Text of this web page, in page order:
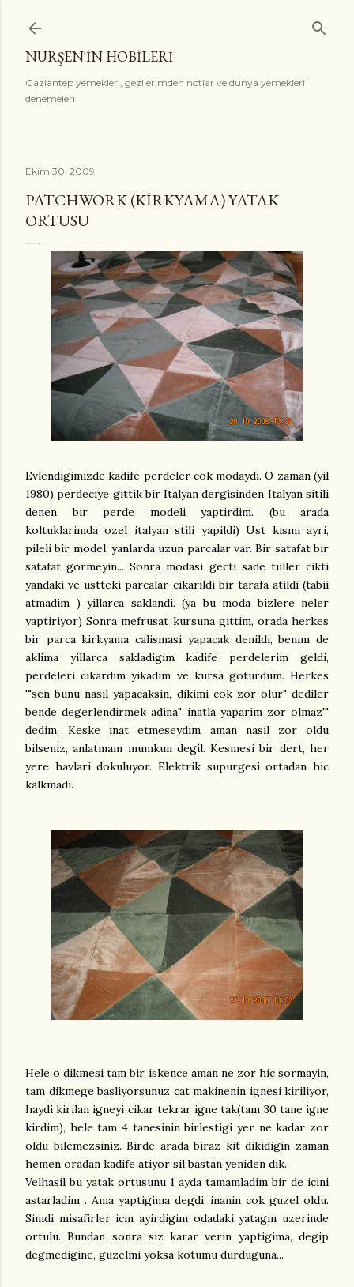
NURŞEN'İN HOBİLERİ
Gaziantep yemekleri, gezilerimden notlar ve dunya yemekleri
denemeleri
Ekim 30, 2009
PATCHWORK (KIRKYAMA) YATAK
ORTUSU
Evlendigimizde kadife perdeler cok modaydi. O zaman (yil
1980) perdeciye gittik bir Italyan dergisinden Italyan sitili
denen bir perde modeli yaptirdim. (bu arada
koltuklarimda ozel italyan stili yapildi) Ust kismi ayri,
pileli bir model, yanlarda uzun parcalar var. Bir satafat bir
satafat gormeyin... Sonra modasi gecti sade tuller cikti
yandaki ve ustteki parcalar cikarildi bir tarafa atildi (tabii
atmadim ) yillarca saklandi. (ya bu moda bizlere neler
yaptiriyor) Sonra mefrusat kursuna gittim, orada herkes
bir parca kirkyama calismasi yapacak denildi, benim de
aklima yillarca sakladigim kadife perdelerim geldi,
perdeleri cikardim yikadim ve kursa goturdum. Herkes
'"sen bunu nasil yapacaksin, dikimi cok zor olur" dediler
bende degerlendirmek adina" inatla yaparim zor olmaz'"
dedim. Keske inat etmeseydim aman nasil zor oldu
bilseniz, anlatmam mumkun degil. Kesmesi bir dert, her
yere havlari dokuluyor. Elektrik supurgesi ortadan hic
kalkmadi.
Hele o dikmesi tam bir iskence aman ne zor hic sormayin,
tam dikmege basliyorsunuz cat makinenin ignesi kiriliyor,
haydi kirilan igneyi cikar tekrar igne tak(tam 30 tane igne
kirdim), hele tam 4 tanesinin birlestigi yer ne kadar zor
oldu bilemezsiniz. Birde arada biraz kit dikidigin zaman
hemen oradan kadife atiyor sil bastan yeniden dik.
Velhasil bu yatak ortusunu 1 ayda tamamladim bir de icini
astarladim . Ama yaptigima degdi, inanin cok guzel oldu.
Simdi misafirler icin ayirdigim odadaki yatagin uzerinde
ortulu. Bundan sonra siz karar verin yaptigima, degip
degmedigine, guzelmi yoksa kotumu durduguna...